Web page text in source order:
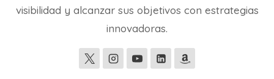
visibilidad y alcanzar sus objetivos con estrategias
innovadoras.